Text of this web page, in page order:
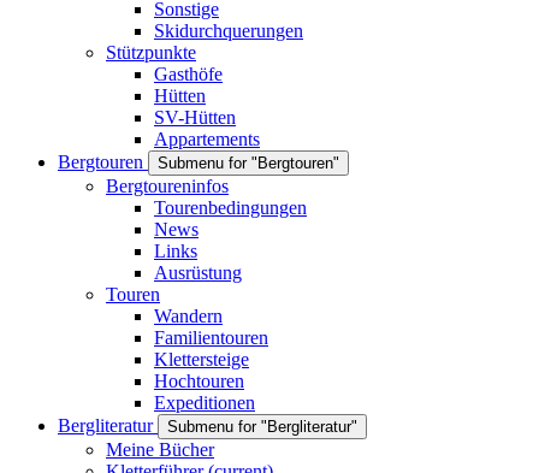
Sonstige
Skidurchquerungen
Stützpunkte
Gasthöfe
Hütten
SV-Hütten
Appartements
Bergtouren
Submenu for "Bergtouren"
Bergtoureninfos
Tourenbedingungen
News
Links
Ausrüstung
Touren
Wandern
Familientouren
Klettersteige
Hochtouren
Expeditionen
Bergliteratur
Submenu for "Bergliteratur"
Meine Bücher